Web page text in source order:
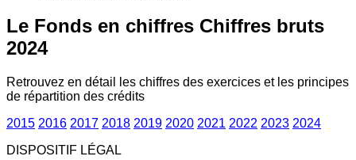
Le Fonds en chiffres Chiffres bruts
2024
Retrouvez en détail les chiffres des exercices et les principes
de répartition des crédits
2015 2016 2017 2018 2019 2020 2021 2022 2023 2024
DISPOSITIF LÉGAL